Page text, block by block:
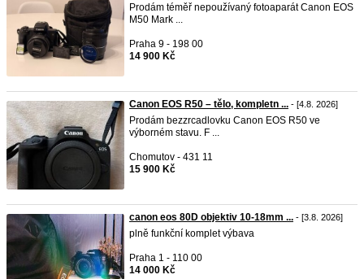
Prodám téměř nepoužívaný fotoaparát Canon EOS
M50 Mark ...
Praha 9 - 198 00
14 900 Kč
Canon EOS R50 – tělo, kompletn ... - [4.8. 2026]
Prodám bezzrcadlovku Canon EOS R50 ve
výborném stavu. F ...
Chomutov - 431 11
15 900 Kč
canon eos 80D objektiv 10-18mm ... - [3.8. 2026]
plně funkční komplet výbava
Praha 1 - 110 00
14 000 Kč